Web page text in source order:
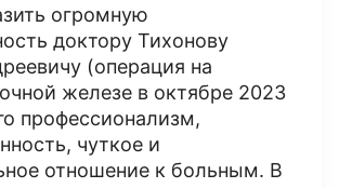
огромную
доктору Тихонову
(операция на
железе в октябре 2023
профессионализм,
чуткое и
отношение к больным. В